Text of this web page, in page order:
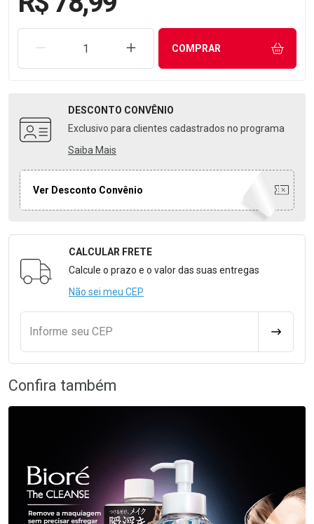
REMOVER UMA UNIDADEAUMENTAR UMA UNIDADE
COMPRAR
DESCONTO CONVÊNIO
Exclusivo para clientes cadastrados no programa
Saiba Mais
Ver Desconto Convênio
Formulário para Calcular o Frete
CALCULAR FRETE
Calcule o prazo e o valor das suas entregas
Não sei meu CEP
Informe seu CEP
Confira também